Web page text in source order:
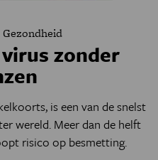
Gezondheid
zonder
is een van de snelst
wereld. Meer dan de helft
risico op besmetting.